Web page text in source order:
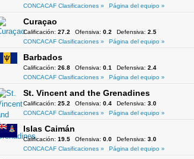
CONCACAF Clasificaciones »
Página del equipo »
Curaçao
Calificación: 27.2 Ofensiva: 0.2 Defensiva: 2.5
CONCACAF Clasificaciones »
Página del equipo »
Barbados
Calificación: 26.8 Ofensiva: 0.1 Defensiva: 2.4
CONCACAF Clasificaciones »
Página del equipo »
St. Vincent and the Grenadines
Calificación: 25.2 Ofensiva: 0.4 Defensiva: 3.0
CONCACAF Clasificaciones »
Página del equipo »
Islas Caimán
Calificación: 19.5 Ofensiva: 0.0 Defensiva: 3.0
CONCACAF Clasificaciones »
Página del equipo »